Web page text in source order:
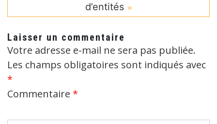
d’entités
Laisser un commentaire
Votre adresse e-mail ne sera pas publiée.
Les champs obligatoires sont indiqués avec
*
Commentaire *